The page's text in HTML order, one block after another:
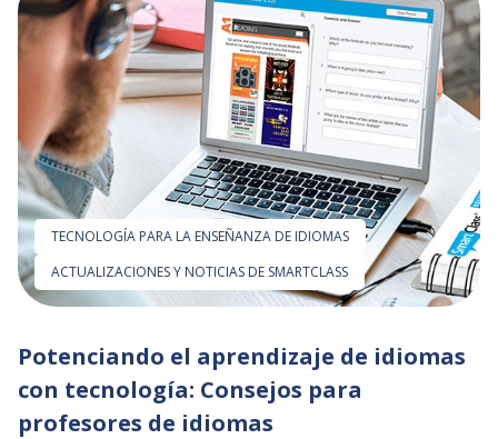
TECNOLOGÍA PARA LA ENSEÑANZA DE IDIOMAS
ACTUALIZACIONES Y NOTICIAS DE SMARTCLASS
Potenciando el aprendizaje de idiomas
con tecnología: Consejos para
profesores de idiomas